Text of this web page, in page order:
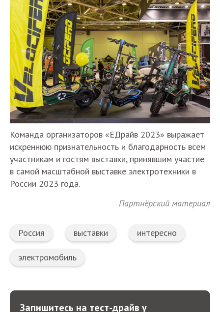
Команда организаторов «ЕДрайв 2023» выражает
искреннюю признательность и благодарность всем
участникам и гостям выставки, принявшим участие
в самой масштабной выставке электротехники в
России 2023 года.
Партнёрский материал
Россия выставки интересно
электромобиль
Запишитесь на тест-драйв у